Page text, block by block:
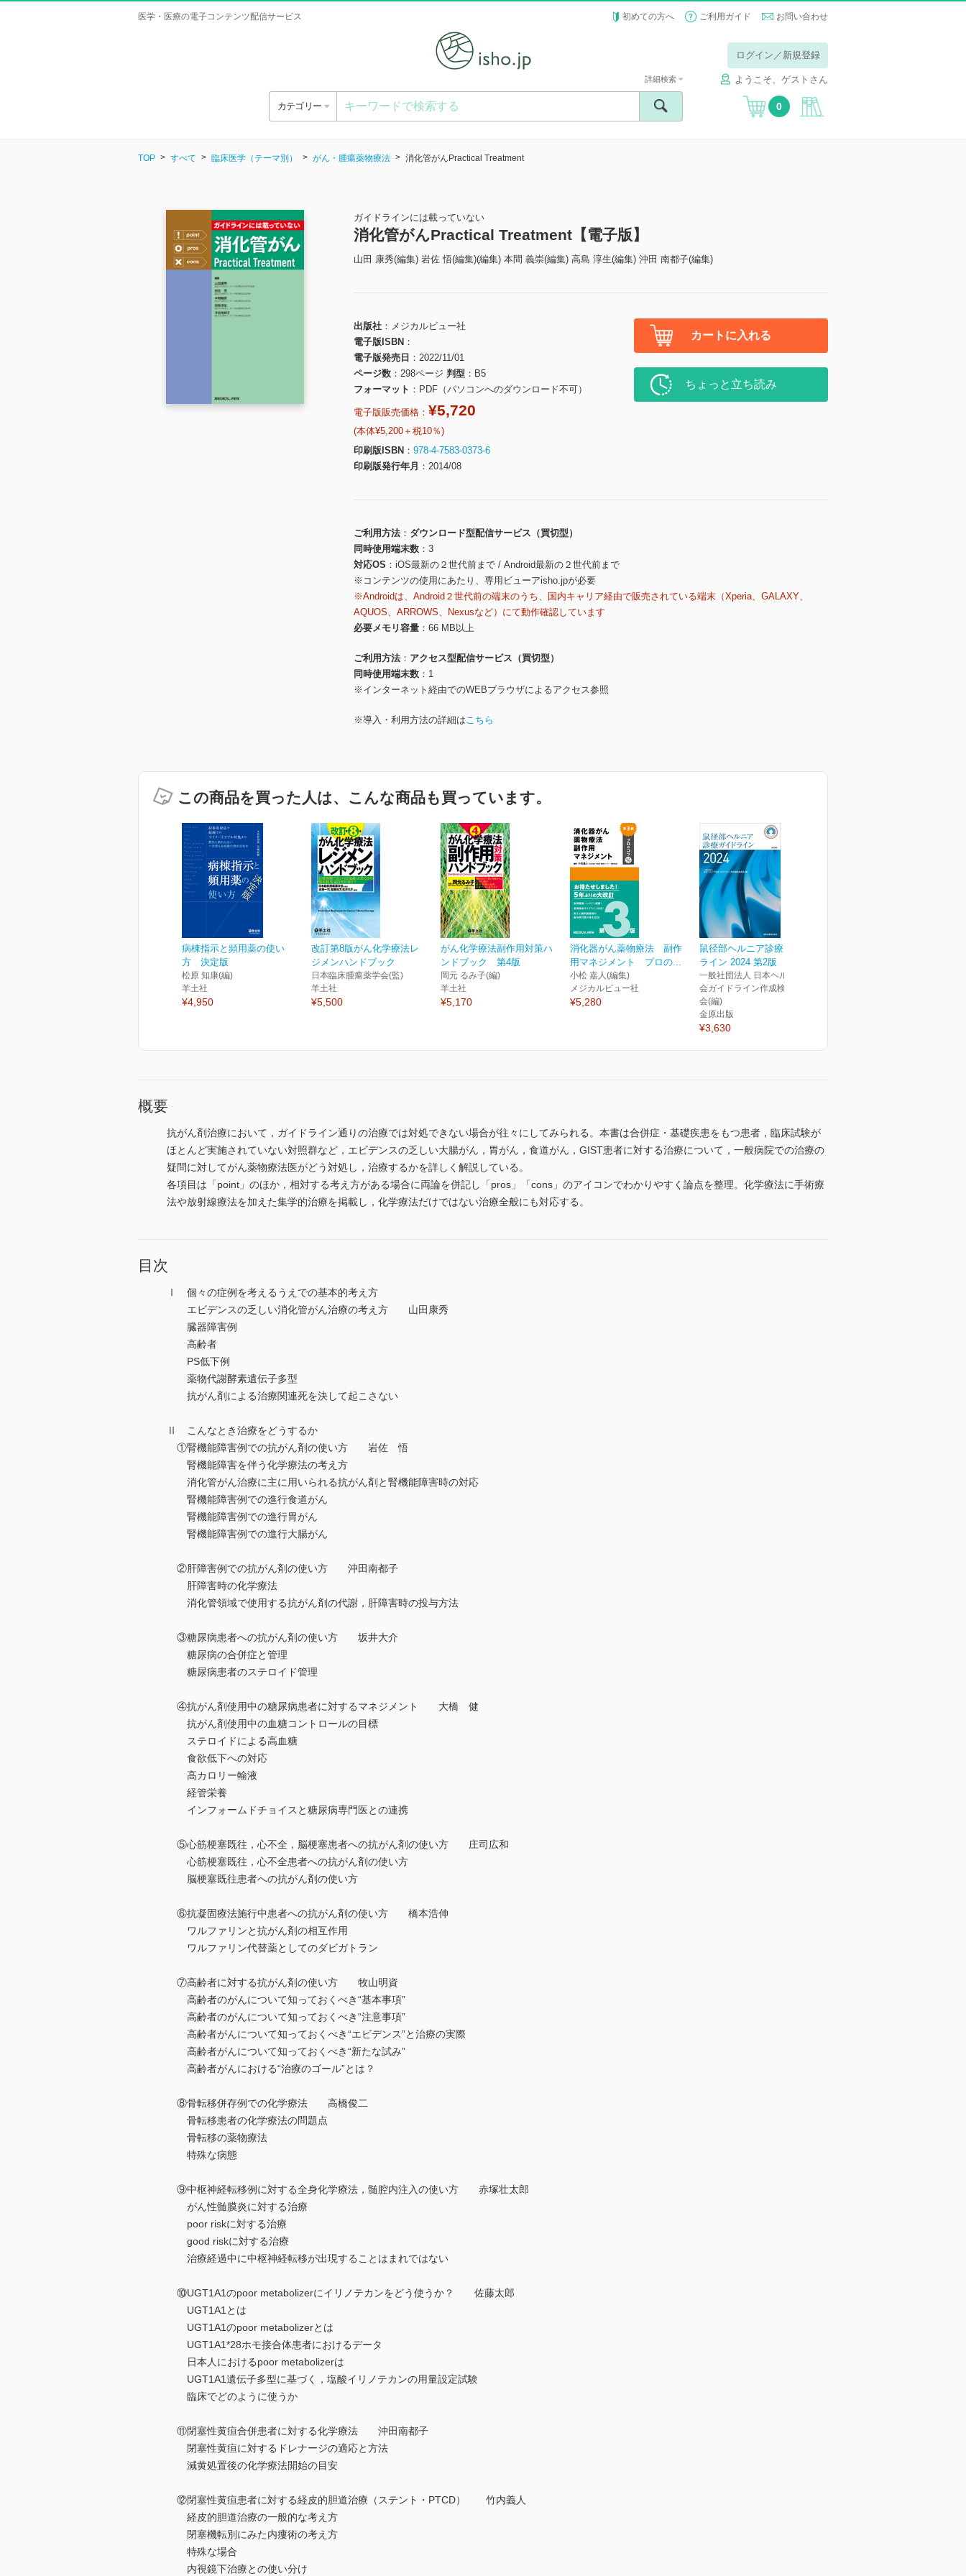
医学・医療の電子コンテンツ配信サービス 初めての方へ ご利用ガイド お問い合わせ
ログイン／新規登録
ようこそ、ゲストさん
カテゴリー
詳細検索
0
TOP すべて 臨床医学（テーマ別） がん・腫瘍薬物療法 消化管がんPractical Treatment
ガイドラインには載っていない
消化管がんPractical Treatment【電子版】
山田 康秀(編集) 岩佐 悟(編集)(編集) 本間 義崇(編集) 高島 淳生(編集) 沖田 南都子(編集)
出版社
メジカルビュー社
電子版ISBN
電子版発売日
2022/11/01
ページ数
298ページ 判型
B5
フォーマット
PDF（パソコンへのダウンロード不可）
電子版販売価格： ¥5,720
(本体¥5,200＋税10％)
印刷版ISBN
978-4-7583-0373-6
印刷版発行年月
2014/08
カートに入れる
ちょっと立ち読み
ご利用方法
ダウンロード型配信サービス（買切型）
同時使用端末数
3
対応OS
iOS最新の２世代前まで / Android最新の２世代前まで
※コンテンツの使用にあたり、専用ビューアisho.jpが必要
※Androidは、Android２世代前の端末のうち、国内キャリア経由で販売されている端末（Xperia、GALAXY、
AQUOS、ARROWS、Nexusなど）にて動作確認しています
必要メモリ容量
66 MB以上
ご利用方法
アクセス型配信サービス（買切型）
同時使用端末数
1
※インターネット経由でのWEBブラウザによるアクセス参照
※導入・利用方法の詳細はこちら
この商品を買った人は、こんな商品も買っています。
病棟指示と頻用薬の使い
方 決定版
松原 知康(編)
羊土社
¥4,950
改訂第8版がん化学療法レ
ジメンハンドブック
日本臨床腫瘍薬学会(監)
羊土社
¥5,500
がん化学療法副作用対策ハ
ンドブック 第4版
岡元 るみ子(編)
羊土社
¥5,170
消化器がん薬物療法 副作
用マネジメント プロの...
小松 嘉人(編集)
メジカルビュー社
¥5,280
鼠径部ヘルニア診療ガイド
ライン 2024 第2版
一般社団法人 日本ヘルニア学
会ガイドライン作成検討委員
会(編)
金原出版
¥3,630
概要
抗がん剤治療において，ガイドライン通りの治療では対処できない場合が往々にしてみられる。本書は合併症・基礎疾患をもつ患者，臨床試験が
ほとんど実施されていない対照群など，エビデンスの乏しい大腸がん，胃がん，食道がん，GIST患者に対する治療について，一般病院での治療の
疑問に対してがん薬物療法医がどう対処し，治療するかを詳しく解説している。
各項目は「point」のほか，相対する考え方がある場合に両論を併記し「pros」「cons」のアイコンでわかりやすく論点を整理。化学療法に手術療
法や放射線療法を加えた集学的治療を掲載し，化学療法だけではない治療全般にも対応する。
目次
Ⅰ 個々の症例を考えるうえでの基本的考え方
エビデンスの乏しい消化管がん治療の考え方 山田康秀
臓器障害例
高齢者
PS低下例
薬物代謝酵素遺伝子多型
抗がん剤による治療関連死を決して起こさない
Ⅱ こんなとき治療をどうするか
①腎機能障害例での抗がん剤の使い方 岩佐 悟
腎機能障害を伴う化学療法の考え方
消化管がん治療に主に用いられる抗がん剤と腎機能障害時の対応
腎機能障害例での進行食道がん
腎機能障害例での進行胃がん
腎機能障害例での進行大腸がん
②肝障害例での抗がん剤の使い方 沖田南都子
肝障害時の化学療法
消化管領域で使用する抗がん剤の代謝，肝障害時の投与方法
③糖尿病患者への抗がん剤の使い方 坂井大介
糖尿病の合併症と管理
糖尿病患者のステロイド管理
④抗がん剤使用中の糖尿病患者に対するマネジメント 大橋 健
抗がん剤使用中の血糖コントロールの目標
ステロイドによる高血糖
食欲低下への対応
高カロリー輸液
経管栄養
インフォームドチョイスと糖尿病専門医との連携
⑤心筋梗塞既往，心不全，脳梗塞患者への抗がん剤の使い方 庄司広和
心筋梗塞既往，心不全患者への抗がん剤の使い方
脳梗塞既往患者への抗がん剤の使い方
⑥抗凝固療法施行中患者への抗がん剤の使い方 橋本浩伸
ワルファリンと抗がん剤の相互作用
ワルファリン代替薬としてのダビガトラン
⑦高齢者に対する抗がん剤の使い方 牧山明資
高齢者のがんについて知っておくべき“基本事項”
高齢者のがんについて知っておくべき“注意事項”
高齢者がんについて知っておくべき“エビデンス”と治療の実際
高齢者がんについて知っておくべき“新たな試み”
高齢者がんにおける“治療のゴール”とは？
⑧骨転移併存例での化学療法 高橋俊二
骨転移患者の化学療法の問題点
骨転移の薬物療法
特殊な病態
⑨中枢神経転移例に対する全身化学療法，髄腔内注入の使い方 赤塚壮太郎
がん性髄膜炎に対する治療
poor riskに対する治療
good riskに対する治療
治療経過中に中枢神経転移が出現することはまれではない
⑩UGT1A1のpoor metabolizerにイリノテカンをどう使うか？ 佐藤太郎
UGT1A1とは
UGT1A1のpoor metabolizerとは
UGT1A1*28ホモ接合体患者におけるデータ
日本人におけるpoor metabolizerは
UGT1A1遺伝子多型に基づく，塩酸イリノテカンの用量設定試験
臨床でどのように使うか
⑪閉塞性黄疸合併患者に対する化学療法 沖田南都子
閉塞性黄疸に対するドレナージの適応と方法
減黄処置後の化学療法開始の目安
⑫閉塞性黄疸患者に対する経皮的胆道治療（ステント・PTCD） 竹内義人
経皮的胆道治療の一般的な考え方
閉塞機転別にみた内瘻術の考え方
特殊な場合
内視鏡下治療との使い分け